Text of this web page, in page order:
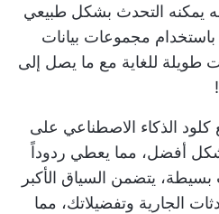
أنه يمكنه التحدث بشكل طبيعي
مجموعات بيانات
طويلة للغاية مع ما يصل إلى
الذكاء الاصطناعي على
أفضل، مما يعطي ردوداً
بسيطة، يتضمن السياق الأكبر
الجارية وتفضيلاتك، مما